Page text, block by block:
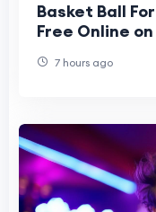
Basket Ball
Free Online
7 hours ago